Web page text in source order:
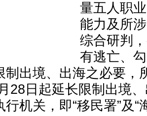
量五人职
能力及所
综合研判
有逃亡、
制出境、出海之必要，
28日起延长限制出境
行机关，即“移民署”及“